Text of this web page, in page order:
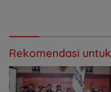
Rekomendasi